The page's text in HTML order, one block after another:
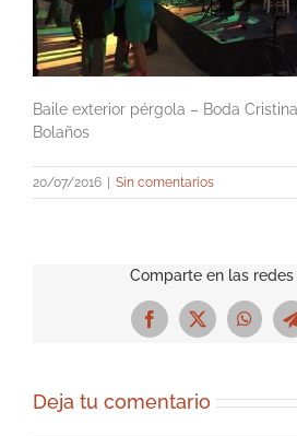
Baile exterior pérgola – Boda
Bolaños
20/07/2016 Sin comentarios
Comparte en las redes
Facebook
X
Deja tu comentario